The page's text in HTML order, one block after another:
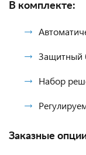
В комплекте:
Защитный
Набор
Заказные